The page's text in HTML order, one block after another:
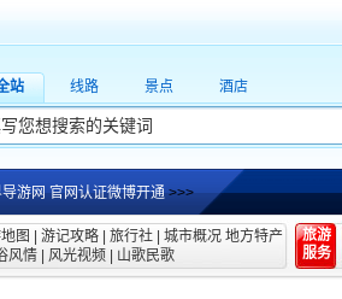
站 线路 景点 酒店
游网 官网认证微博开通>>>
图 游记攻略 旅行社 城市概况 地方特产
风情 风光视频 山歌民歌
旅游
服务